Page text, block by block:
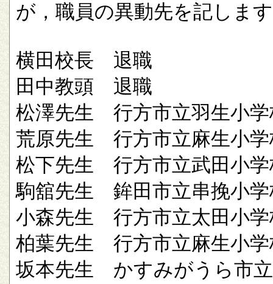
が，職員の異動先を記しま
横田校長 退職
田中教頭 退職
松澤先生 行方市立羽生小学
荒原先生 行方市立麻生小学
松下先生 行方市立武田小学
駒舘先生 鉾田市立串挽小学
小森先生 行方市立太田小学
柏葉先生 行方市立麻生小学
坂本先生 かすみがうら市